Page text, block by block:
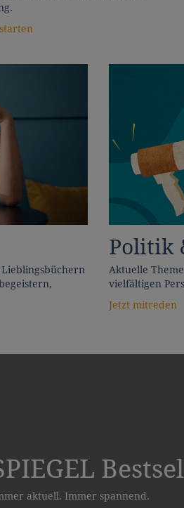
Politik
Aktuelle
vielfältigen
Jetzt mitreden
aktuell. Immer spannend.